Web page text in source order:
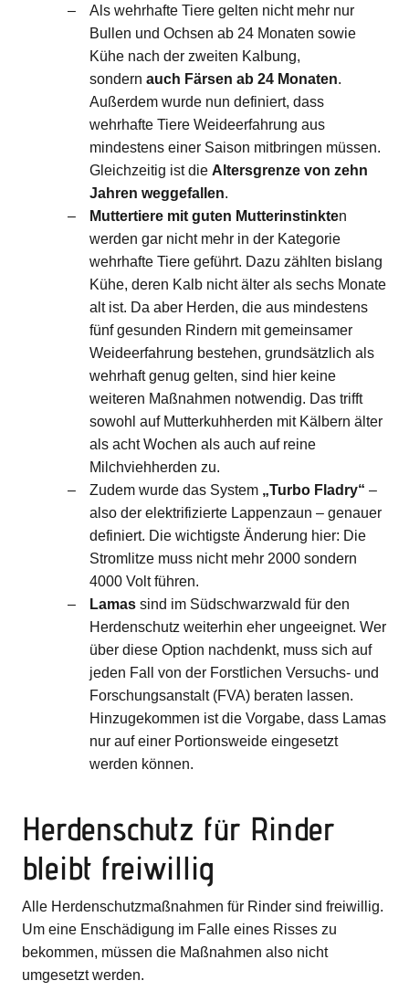
Als wehrhafte Tiere gelten nicht mehr nur
Bullen und Ochsen ab 24 Monaten sowie
Kühe nach der zweiten Kalbung,
sondern auch Färsen ab 24 Monaten.
Außerdem wurde nun definiert, dass
wehrhafte Tiere Weideerfahrung aus
mindestens einer Saison mitbringen müssen.
Gleichzeitig ist die Altersgrenze von zehn
Jahren weggefallen.
Muttertiere mit guten Mutterinstinkten
werden gar nicht mehr in der Kategorie
wehrhafte Tiere geführt. Dazu zählten bislang
Kühe, deren Kalb nicht älter als sechs Monate
alt ist. Da aber Herden, die aus mindestens
fünf gesunden Rindern mit gemeinsamer
Weideerfahrung bestehen, grundsätzlich als
wehrhaft genug gelten, sind hier keine
weiteren Maßnahmen notwendig. Das trifft
sowohl auf Mutterkuhherden mit Kälbern älter
als acht Wochen als auch auf reine
Milchviehherden zu.
Zudem wurde das System „Turbo Fladry“ –
also der elektrifizierte Lappenzaun – genauer
definiert. Die wichtigste Änderung hier: Die
Stromlitze muss nicht mehr 2000 sondern
4000 Volt führen.
Lamassind im Südschwarzwald für den
Herdenschutz weiterhin eher ungeeignet. Wer
über diese Option nachdenkt, muss sich auf
jeden Fall von der Forstlichen Versuchs- und
Forschungsanstalt (FVA) beraten lassen.
Hinzugekommen ist die Vorgabe, dass Lamas
nur auf einer Portionsweide eingesetzt
werden können.
Herdenschutz für Rinder
bleibt freiwillig
Alle Herdenschutzmaßnahmen für Rinder sind freiwillig.
Um eine Enschädigung im Falle eines Risses zu
bekommen, müssen die Maßnahmen also nicht
umgesetzt werden.